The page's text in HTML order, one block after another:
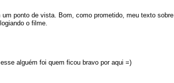
ponto de vista. Bom, como prometido, meu texto sobre
o filme.
alguém foi quem ficou bravo por aqui =)